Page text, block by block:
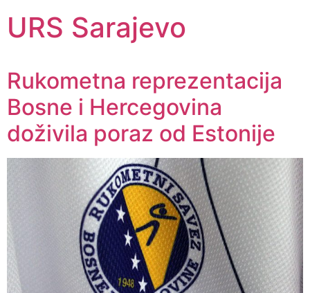
URS Sarajevo
Rukometna reprezentacija
Bosne i Hercegovina
doživila poraz od Estonije